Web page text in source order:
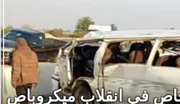
إصابة 6 أشخاص في انقلاب ميكروباص